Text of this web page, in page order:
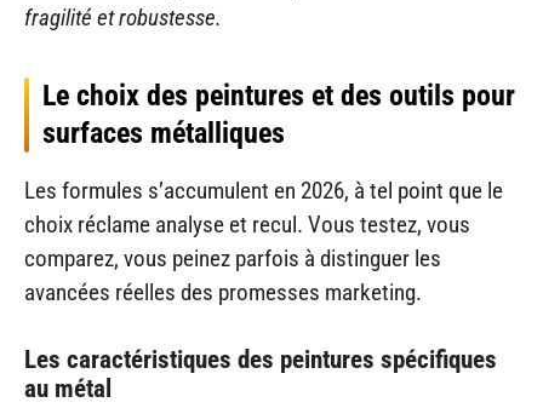
fragilité et robustesse.
Le choix des peintures et des outils pour
surfaces métalliques
Les formules s’accumulent en 2026, à tel point que le
choix réclame analyse et recul. Vous testez, vous
comparez, vous peinez parfois à distinguer les
avancées réelles des promesses marketing.
Les caractéristiques des peintures spécifiques
au métal